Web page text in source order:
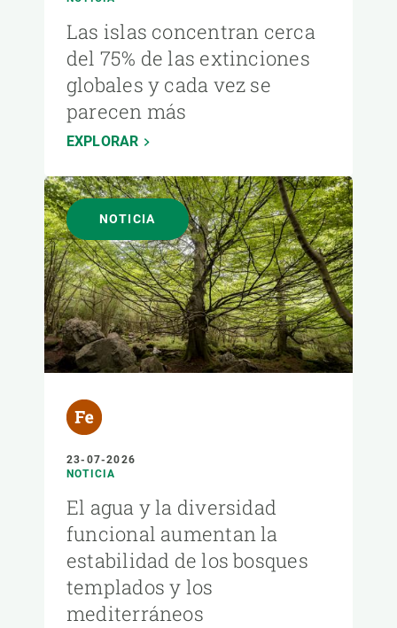
Las islas concentran cerca
del 75% de las extinciones
globales y cada vez se
parecen más
EXPLORAR
NOTICIA
23-07-2026
NOTICIA
El agua y la diversidad
funcional aumentan la
estabilidad de los bosques
templados y los
mediterráneos